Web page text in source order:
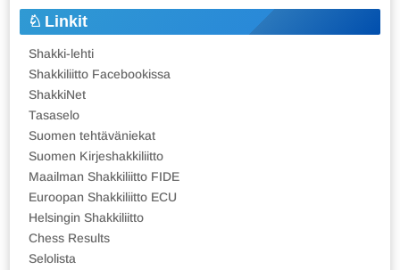
Linkit
Shakki-lehti
Shakkiliitto Facebookissa
ShakkiNet
Tasaselo
Suomen tehtäväniekat
Suomen Kirjeshakkiliitto
Maailman Shakkiliitto FIDE
Euroopan Shakkiliitto ECU
Helsingin Shakkiliitto
Chess Results
Selolista